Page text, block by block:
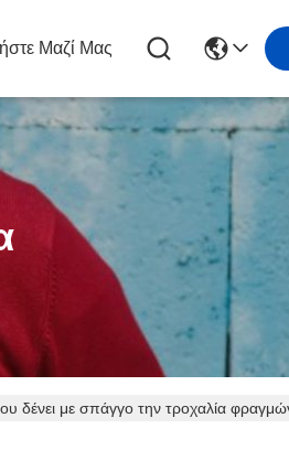
Μαζί Μας
με σπάγγο την τροχαλία φραγμών